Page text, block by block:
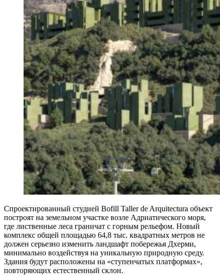
Спроектированный студией Bofill Taller de Arquitectura объект
построят на земельном участке возле Адриатического моря,
где лиственные леса граничат с горным рельефом. Новый
комплекс общей площадью 64,8 тыс. квадратных метров не
должен серьезно изменить ландшафт побережья Дхерми,
минимально воздействуя на уникальную природную среду.
Здания будут расположены на «ступенчатых платформах»,
повторяющих естественный склон.